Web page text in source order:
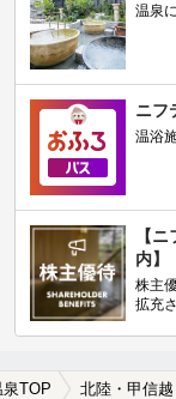
温泉
ニフ
温浴
【
内】
株主
拡充
泉TOP 北陸・甲信越